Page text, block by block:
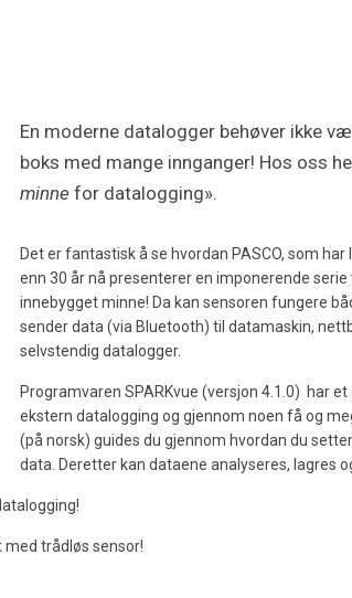
En moderne datalogger behøver ikke
boks med mange innganger! Hos oss
minne for datalogging».
Det er fantastisk å se hvordan PASCO, som
enn 30 år nå presenterer en imponerende
innebygget minne! Da kan sensoren fungere
sender data (via Bluetooth) til datamaskin,
selvstendig datalogger.
Programvaren SPARKvue (versjon 4.1.0) har
ekstern datalogging og gjennom noen få og
(på norsk) guides du gjennom hvordan du
data. Deretter kan dataene analyseres, lagres
trådløs sensor!